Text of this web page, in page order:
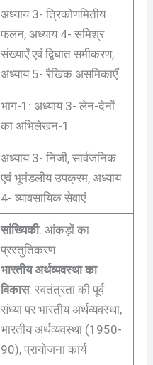
अध्याय 3- त्रिकोणमितीय
फलन, अध्याय 4- समिश्र
संख्याएँ एवं द्विघात समीकरण,
अध्याय 5- रैखिक असमिकाएँ
भाग-1: अध्याय 3- लेन-देनों
का अभिलेखन-1
अध्याय 3- निजी, सार्वजनिक
एवं भूमंडलीय उपक्रम, अध्याय
4- व्यावसायिक सेवाएं
सांख्यिकी: आंकड़ों का
प्रस्तुतिकरण
भारतीय अर्थव्यवस्था का
विकास: स्वतंत्रता की पूर्व
संध्या पर भारतीय अर्थव्यवस्था,
भारतीय अर्थव्यवस्था (1950-
90), प्रायोजना कार्य